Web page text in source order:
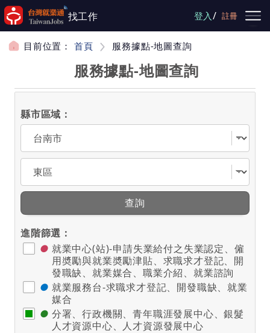
跳到主要內容
找工作 登入/ 註冊
目前位置： 首頁 服務據點-地圖查詢
服務據點-地圖查詢
縣市區域：
選擇縣市
選擇區域
查詢
進階篩選：
● 就業中心(站)-申請失業給付之失業認定、僱
用奬勵與就業奬勵津貼、求職求才登記、開
發職缺、就業媒合、職業介紹、就業諮詢
● 就業服務台-求職求才登記、開發職缺、就業
媒合
● 分署、行政機關、青年職涯發展中心、銀髮
人才資源中心、人才資源發展中心